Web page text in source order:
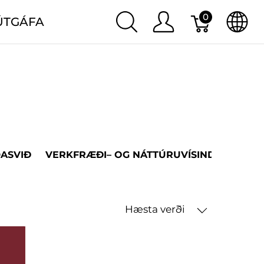
0
VERKFRÆÐI– OG NÁTTÚRUVÍSINDASVIÐ
Hæsta verði